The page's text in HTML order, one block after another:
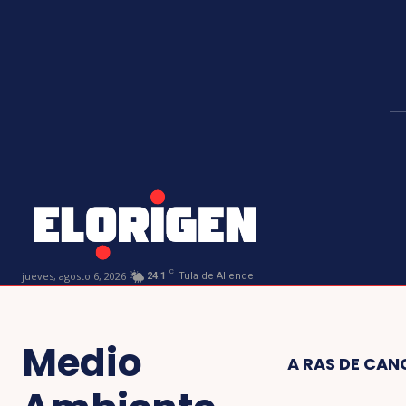
jueves, agosto 6, 2026 24.1 C Tula de Allende
Medio
A RAS DE